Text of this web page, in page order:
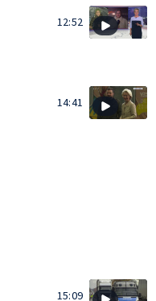
12:52
14:41
15:09